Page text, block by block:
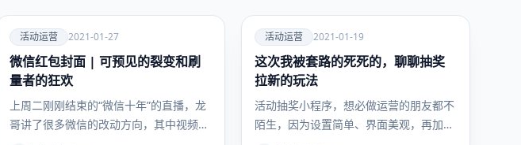
爱
活动运
营
活动运营 2021-01-27
微信红包封面 | 可预见的裂变和刷
量者的狂欢
上周二刚刚结束的“微信十年”的直播，龙
哥讲了很多微信的改动方向，其中视频号
爱
活动运
营
活动运营 2021-01-19
这次我被套路的死死的，聊聊抽奖
拉新的玩法
活动抽奖小程序，想必做运营的朋友都不
陌生，因为设置简单、界面美观，再加上